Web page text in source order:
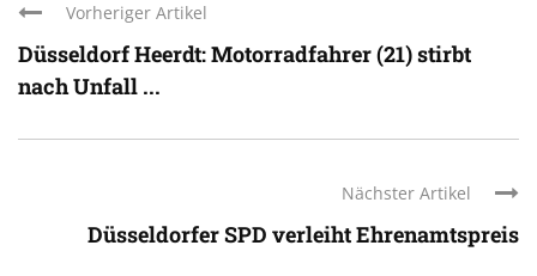
Vorheriger Artikel
Düsseldorf Heerdt: Motorradfahrer (21) stirbt
nach Unfall ...
Nächster Artikel
Düsseldorfer SPD verleiht Ehrenamtspreis